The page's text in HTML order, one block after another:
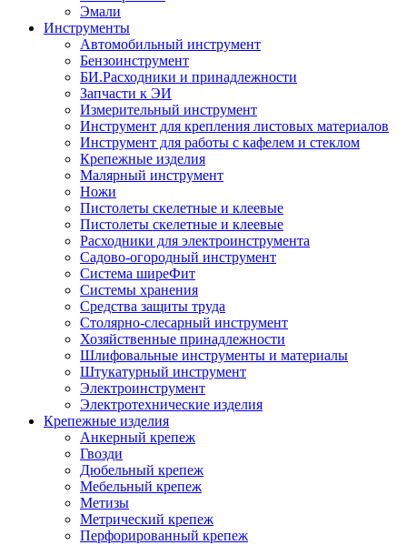
Эмали
Инструменты
Автомобильный инструмент
Бензоинструмент
БИ.Расходники и принадлежности
Запчасти к ЭИ
Измерительный инструмент
Инструмент для крепления листовых материалов
Инструмент для работы с кафелем и стеклом
Крепежные изделия
Малярный инструмент
Ножи
Пистолеты скелетные и клеевые
Пистолеты скелетные и клеевые
Расходники для электроинструмента
Садово-огородный инструмент
Система ширеФит
Системы хранения
Средства защиты труда
Столярно-слесарный инструмент
Хозяйственные принадлежности
Шлифовальные инструменты и материалы
Штукатурный инструмент
Электроинструмент
Электротехнические изделия
Крепежные изделия
Анкерный крепеж
Гвозди
Дюбельный крепеж
Мебельный крепеж
Метизы
Метрический крепеж
Перфорированный крепеж